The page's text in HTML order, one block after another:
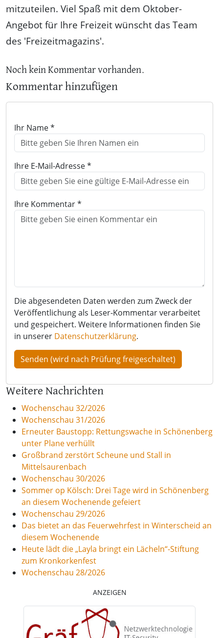
mitzuteilen. Viel Spaß mit dem Oktober-
Angebot für Ihre Freizeit wünscht das Team
des 'Freizeitmagazins'.
Noch kein Kommentar vorhanden.
Kommentar hinzufügen
Ihr Name *
Ihre E-Mail-Adresse *
Ihre Kommentar *
Die abgesendeten Daten werden zum Zweck der
Veröffentlichung als Leser-Kommentar verarbeitet
und gespeichert. Weitere Informationen finden Sie
in unserer Datenschutzerklärung.
Weitere Nachrichten
Wochenschau 32/2026
Wochenschau 31/2026
Erneuter Baustopp: Rettungswache in Schönenberg
unter Plane verhüllt
Großbrand zerstört Scheune und Stall in
Mittelsaurenbach
Wochenschau 30/2026
Sommer op Kölsch: Drei Tage wird in Schönenberg
an diesem Wochenende gefeiert
Wochenschau 29/2026
Das bietet an das Feuerwehrfest in Winterscheid an
diesem Wochenende
Heute lädt die „Layla bringt ein Lächeln“-Stiftung
zum Kronkorkenfest
Wochenschau 28/2026
ANZEIGEN